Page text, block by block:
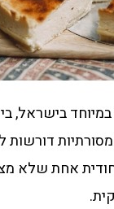
במיוחד בישראל,
מסורתיות
אחת שלא